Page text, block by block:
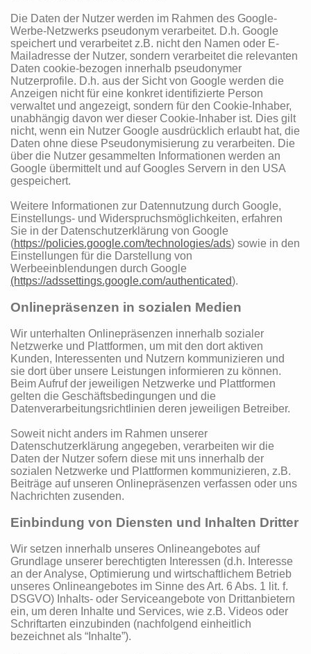
Die Daten der Nutzer werden im Rahmen des Google-
Werbe-Netzwerks pseudonym verarbeitet. D.h. Google
speichert und verarbeitet z.B. nicht den Namen oder E-
Mailadresse der Nutzer, sondern verarbeitet die relevanten
Daten cookie-bezogen innerhalb pseudonymer
Nutzerprofile. D.h. aus der Sicht von Google werden die
Anzeigen nicht für eine konkret identifizierte Person
verwaltet und angezeigt, sondern für den Cookie-Inhaber,
unabhängig davon wer dieser Cookie-Inhaber ist. Dies gilt
nicht, wenn ein Nutzer Google ausdrücklich erlaubt hat, die
Daten ohne diese Pseudonymisierung zu verarbeiten. Die
über die Nutzer gesammelten Informationen werden an
Google übermittelt und auf Googles Servern in den USA
gespeichert.
Weitere Informationen zur Datennutzung durch Google,
Einstellungs- und Widerspruchsmöglichkeiten, erfahren
Sie in der Datenschutzerklärung von Google
(https://policies.google.com/technologies/ads) sowie in den
Einstellungen für die Darstellung von
Werbeeinblendungen durch Google
(https://adssettings.google.com/authenticated).
Onlinepräsenzen in sozialen Medien
Wir unterhalten Onlinepräsenzen innerhalb sozialer
Netzwerke und Plattformen, um mit den dort aktiven
Kunden, Interessenten und Nutzern kommunizieren und
sie dort über unsere Leistungen informieren zu können.
Beim Aufruf der jeweiligen Netzwerke und Plattformen
gelten die Geschäftsbedingungen und die
Datenverarbeitungsrichtlinien deren jeweiligen Betreiber.
Soweit nicht anders im Rahmen unserer
Datenschutzerklärung angegeben, verarbeiten wir die
Daten der Nutzer sofern diese mit uns innerhalb der
sozialen Netzwerke und Plattformen kommunizieren, z.B.
Beiträge auf unseren Onlinepräsenzen verfassen oder uns
Nachrichten zusenden.
Einbindung von Diensten und Inhalten Dritter
Wir setzen innerhalb unseres Onlineangebotes auf
Grundlage unserer berechtigten Interessen (d.h. Interesse
an der Analyse, Optimierung und wirtschaftlichem Betrieb
unseres Onlineangebotes im Sinne des Art. 6 Abs. 1 lit. f.
DSGVO) Inhalts- oder Serviceangebote von Drittanbietern
ein, um deren Inhalte und Services, wie z.B. Videos oder
Schriftarten einzubinden (nachfolgend einheitlich
bezeichnet als “Inhalte”).